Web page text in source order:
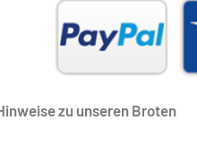
zu unseren Broten